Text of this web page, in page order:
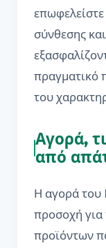
σύνθεσης
πραγματικό
του
Αγορά,
από
Η αγορά του
προσοχή
προϊόντων